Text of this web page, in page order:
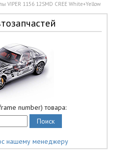
VIPER 1156 12SMD CREE White+Yellow
number) товара:
нашему менеджеру